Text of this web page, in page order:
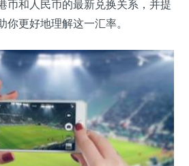
币和人民币的最新兑换关系，并提
更好地理解这一汇率。